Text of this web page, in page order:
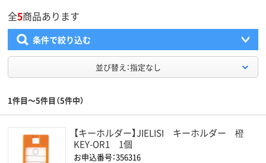
全5商品あります
条件で絞り込む
並び替え：指定なし
1件目～5件目（5件中）
【キーホルダー】JIELISI キーホルダー 橙
KEY-OR1 1個
お申込番号：356316